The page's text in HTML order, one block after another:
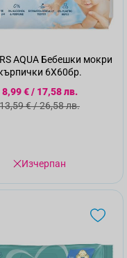
AQUA Бебешки мокри
6Х60бр.
Специална цена
8,99 €/ 17,58 лв.
Стандартна цена
13,59 €/26,58 лв.
Изчерпан